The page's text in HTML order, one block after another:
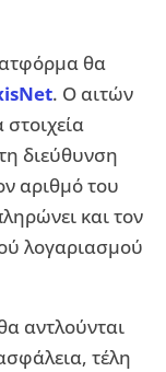
θα
. Ο αιτών
διεύθυνση
αριθμό του
και τον
λογαριασμού
αντλούνται
τέλη